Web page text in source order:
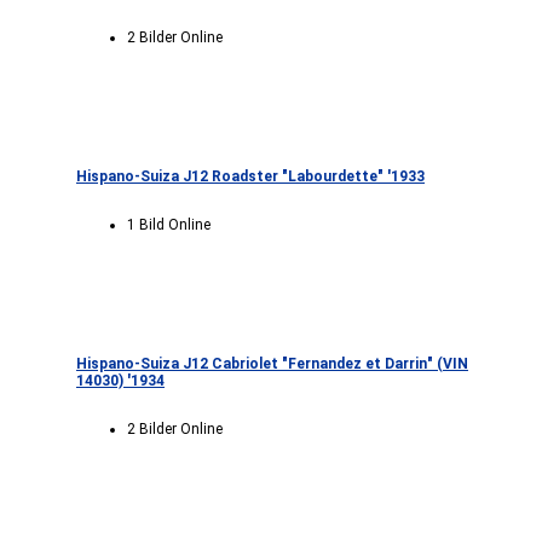
2 Bilder Online
Hispano-Suiza J12 Roadster "Labourdette" '1933
1 Bild Online
Hispano-Suiza J12 Cabriolet "Fernandez et Darrin" (VIN
14030) '1934
2 Bilder Online